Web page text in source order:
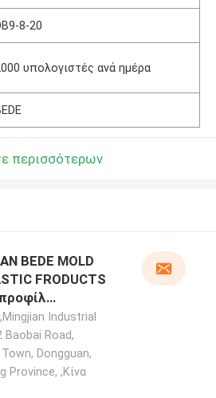
8-20
υπολογιστές ανά ημέρα
περισσότερων
BEDE MOLD
FRODUCTS
Industrial
Baobai Road,
Dongguan,
Province, ,Κίνα